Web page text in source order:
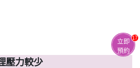
壓力較少
立即
預約
17